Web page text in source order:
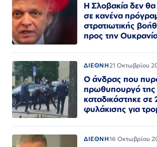
Η Σλοβακία δεν
σε κανένα
στρατιωτικής
προς την
ΔΙΕΘΝΗ21 Οκτωβρίου
Ο άνδρας που
πρωθυπουργό της
καταδικάστηκε σε
φυλάκισης για
ΔΙΕΘΝΗ16 Οκτωβρίου